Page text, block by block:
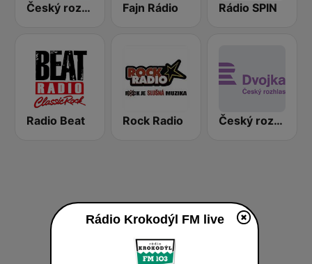
Český rozhlas Radiožurnál Fajn Rádio Rádio SPIN
Radio Beat Rock Radio Český rozhlas Dvojka
Rádio Krokodýl FM live